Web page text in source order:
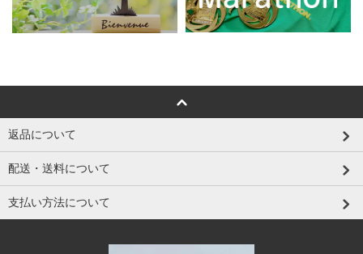
返品について
配送・送料について
支払い方法について